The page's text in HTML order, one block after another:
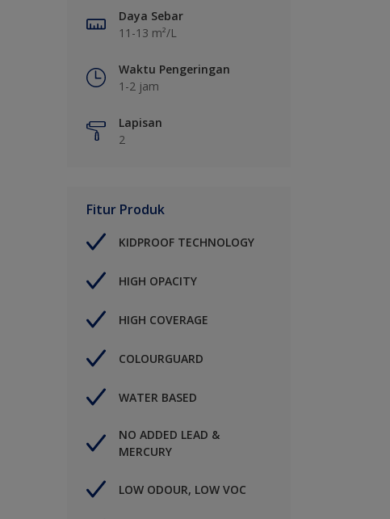
Daya Sebar
11-13 m²/L
Waktu Pengeringan
1-2 jam
Lapisan
2
Fitur Produk
KIDPROOF TECHNOLOGY
HIGH OPACITY
HIGH COVERAGE
COLOURGUARD
WATER BASED
NO ADDED LEAD &
MERCURY
LOW ODOUR, LOW VOC